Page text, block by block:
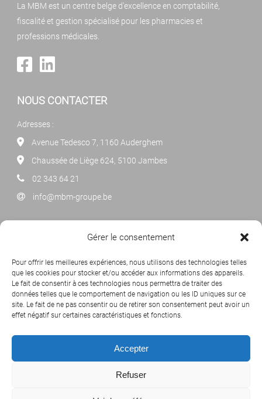
Gérer le consentement
Pour offrir les meilleures expériences, nous utilisons des technologies telles
que les cookies pour stocker et/ou accéder aux informations des appareils.
Le fait de consentir à ces technologies nous permettra de traiter des
données telles que le comportement de navigation ou les ID uniques sur ce
site. Le fait de ne pas consentir ou de retirer son consentement peut avoir un
effet négatif sur certaines caractéristiques et fonctions.
Accepter
Refuser
La MBM est un centre belge d'excellence en comptabilité,
fiscalité et gestion spécialisé pour les pharmacies et
professions médicales.
NOUS CONTACTER
Adresses :
Avenue Tedesco 7, 1160 Auderghem
Chaussée de Liège 624, 5100 Jambes
02 343 64 21
info@mbm-groupe.be
mensuelle.